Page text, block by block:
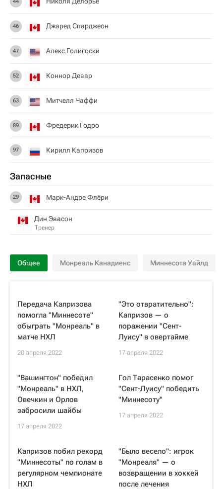
46 Джаред Спарджеон
47 Алекс Голигоски
52 Коннор Девар
63 Митчелл Чаффи
89 Фредерик Годро
97 Кирилл Капризов
Запасные
29 Марк-Андре Флёри
Дин Эвасон
Тренер
Общее Монреаль Канадиенс Миннесота Уайлд
Передача Капризова
помогла "Миннесоте"
обыграть "Монреаль" в
матче НХЛ
20 апреля 2022
"Это отвратительно":
Капризов — о
поражении "Сент-
Луису" в овертайме
17 апреля 2022
"Вашингтон" победил
"Монреаль" в НХЛ,
Овечкин и Орлов
забросили шайбы
17 апреля 2022
Гол Тарасенко помог
"Сент-Луису" победить
"Миннесоту"
17 апреля 2022
Капризов побил рекорд
"Миннесоты" по голам в
регулярном чемпионате
НХЛ
"Было весело": игрок
"Монреаля" — о
возвращении в хоккей
после лечения